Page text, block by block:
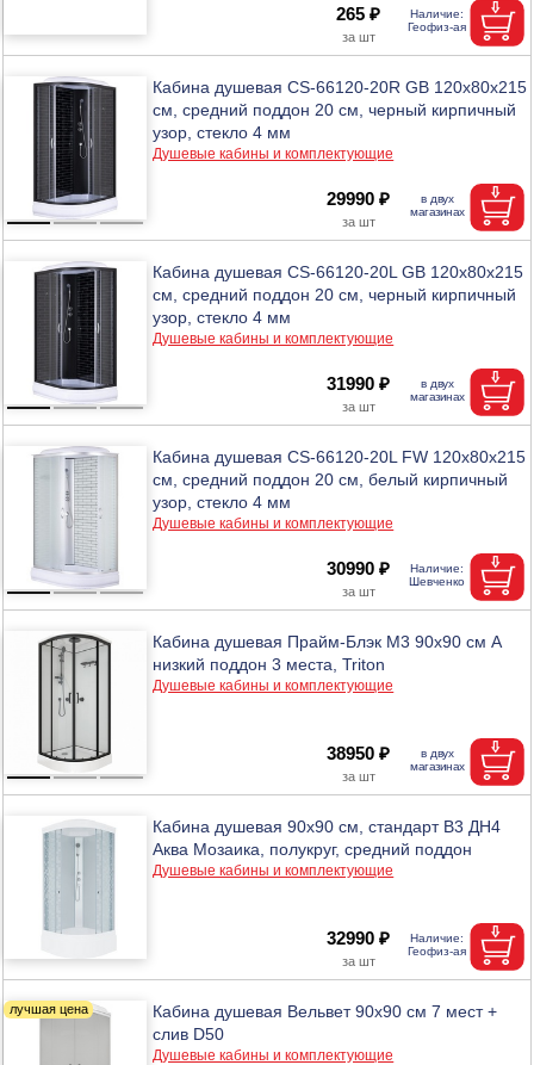
265 ₽
Кабина душевая CS-66120-20R GB 120х80х215
см, средний поддон 20 см, черный кирпичный
узор, стекло 4 мм
Душевые кабины и комплектующие
29990 ₽
Кабина душевая CS-66120-20L GB 120х80х215
см, средний поддон 20 см, черный кирпичный
узор, стекло 4 мм
Душевые кабины и комплектующие
31990 ₽
Кабина душевая CS-66120-20L FW 120х80х215
см, средний поддон 20 см, белый кирпичный
узор, стекло 4 мм
Душевые кабины и комплектующие
30990 ₽
Кабина душевая Прайм-Блэк М3 90х90 см А
низкий поддон 3 места, Triton
Душевые кабины и комплектующие
38950 ₽
Кабина душевая 90х90 см, стандарт В3 ДН4
Аква Мозаика, полукруг, средний поддон
Душевые кабины и комплектующие
32990 ₽
Кабина душевая Вельвет 90х90 см 7 мест +
слив D50
Душевые кабины и комплектующие